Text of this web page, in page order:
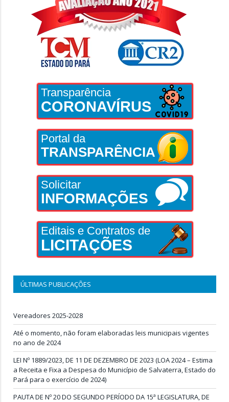
Transparência
CORONAVÍRUS
Portal da
TRANSPARÊNCIA
Solicitar
INFORMAÇÕES
Editais e Contratos de
LICITAÇÕES
ÚLTIMAS PUBLICAÇÕES
Vereadores 2025-2028
Até o momento, não foram elaboradas leis municipais vigentes
no ano de 2024
LEI Nº 1889/2023, DE 11 DE DEZEMBRO DE 2023 (LOA 2024 – Estima
a Receita e Fixa a Despesa do Município de Salvaterra, Estado do
Pará para o exercício de 2024)
PAUTA DE Nº 20 DO SEGUNDO PERÍODO DA 15ª LEGISLATURA, DE